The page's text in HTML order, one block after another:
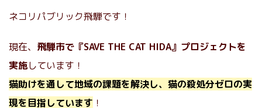
ネコリパブリック飛騨です！
現在、 飛騨市で『SAVE THE CAT HIDA』プロジェクトを
実施しています！
猫助けを通して地域の課題を解決し、猫の殺処分ゼロの実
現を目指しています ！